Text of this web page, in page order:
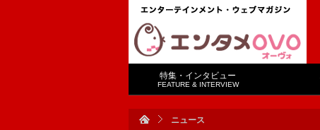
特集・インタビュー
FEATURE & INTERVIEW
ニュース